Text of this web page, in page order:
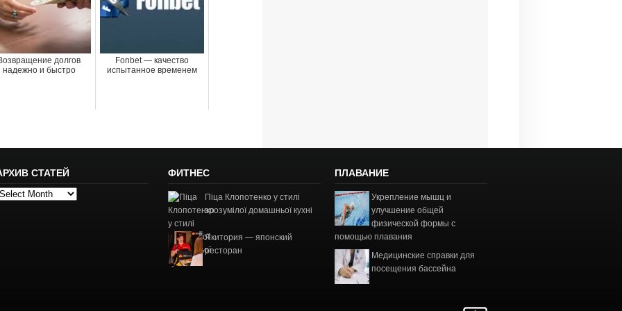
долгов
надежно и быстро
Fonbet — качество
испытанное временем
СТАТЕЙ ФИТНЕС
Піца Клопотенко у стилі
зрозумілої домашньої кухні
Якитория — японский
ресторан
ПЛАВАНИЕ
Укрепление мышц и
улучшение общей
физической формы с
помощью плавания
Медицинские справки для
посещения бассейна